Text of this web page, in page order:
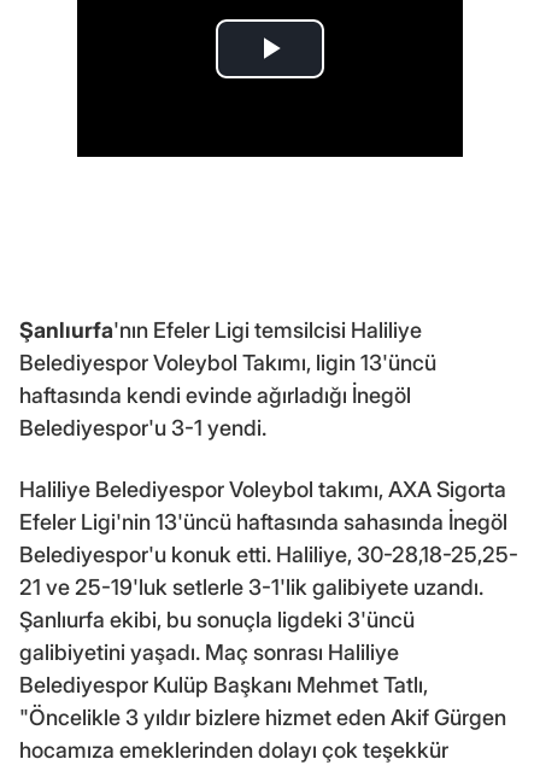
Şanlıurfa'nın Efeler Ligi temsilcisi Haliliye
Belediyespor Voleybol Takımı, ligin 13'üncü
haftasında kendi evinde ağırladığı İnegöl
Belediyespor'u 3-1 yendi.
Haliliye Belediyespor Voleybol takımı, AXA Sigorta
Efeler Ligi'nin 13'üncü haftasında sahasında İnegöl
Belediyespor'u konuk etti. Haliliye, 30-28,18-25,25-
21 ve 25-19'luk setlerle 3-1'lik galibiyete uzandı.
Şanlıurfa ekibi, bu sonuçla ligdeki 3'üncü
galibiyetini yaşadı. Maç sonrası Haliliye
Belediyespor Kulüp Başkanı Mehmet Tatlı,
"Öncelikle 3 yıldır bizlere hizmet eden Akif Gürgen
hocamıza emeklerinden dolayı çok teşekkür